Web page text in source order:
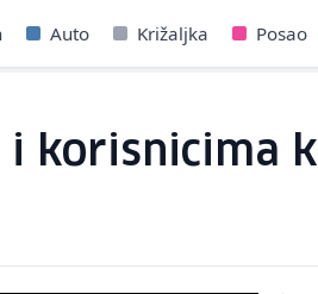
Auto Križaljka Posao
i korisnicima